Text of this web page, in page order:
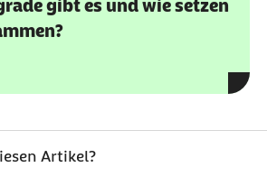
gibt es und wie setzen
Artikel?